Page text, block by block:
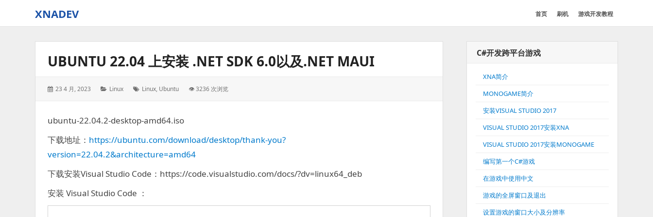
XNADEV 首页 刷机 游戏开发教程
UBUNTU 22.04 上安装 .NET SDK 6.0以及.NET MAUI
Posted
23 4 月, 2023 Categories:
Linux Tags:
Linux, Ubuntu 👁 3236 次浏览
ubuntu-22.04.2-desktop-amd64.iso
下载地址： https://ubuntu.com/download/desktop/thank-you?
version=22.04.2&architecture=amd64
下载安装Visual Studio Code：https://code.visualstudio.com/docs/?dv=linux64_deb
安装 Visual Studio Code ：
C#开发跨平台游戏
XNA简介
MONOGAME简介
安装VISUAL STUDIO 2017
VISUAL STUDIO 2017安装XNA
VISUAL STUDIO 2017安装MONOGAME
编写第一个C#游戏
在游戏中使用中文
游戏的全屏窗口及退出
设置游戏的窗口大小及分辨率